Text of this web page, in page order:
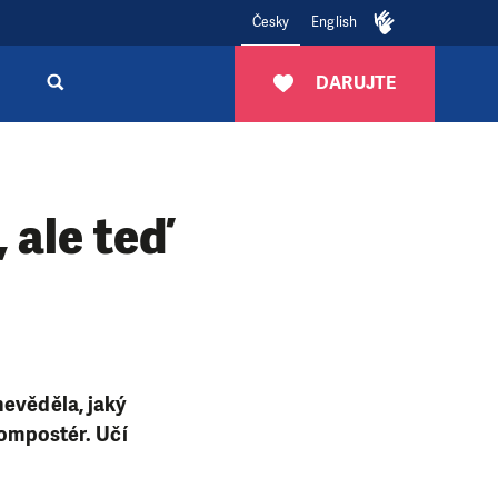
Česky English
DARUJTE
ale teď
jaký
Učí